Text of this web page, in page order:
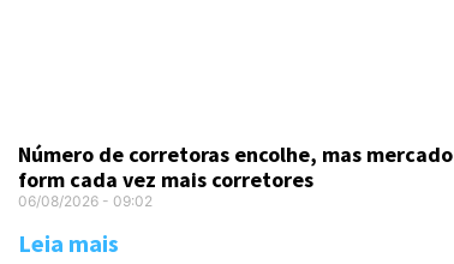
Número de corretoras encolhe, mas mercado
form cada vez mais corretores
06/08/2026 09:02
Leia mais